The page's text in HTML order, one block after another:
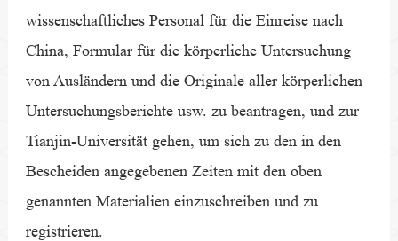
wissenschaftliches Personal für die Einreise nach
China, Formular für die körperliche Untersuchung
von Ausländern und die Originale aller körperlichen
Untersuchungsberichte usw. zu beantragen, und zur
Tianjin-Universität gehen, um sich zu den in den
Bescheiden angegebenen Zeiten mit den oben
genannten Materialien einzuschreiben und zu
registrieren.